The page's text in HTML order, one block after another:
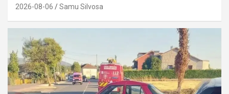
2026-08-06 Samu Silvosa